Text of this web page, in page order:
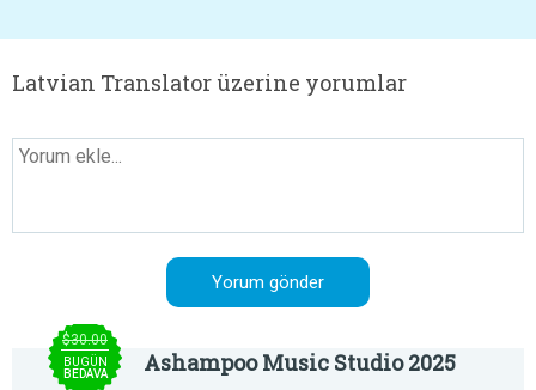
Latvian Translator üzerine yorumlar
$30.00
BUGÜN
BEDAVA
Ashampoo Music Studio 2025